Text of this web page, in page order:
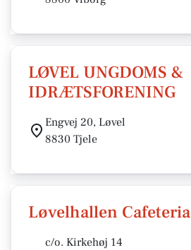
LØVEL UNGDOMS &
IDRÆTSFORENING
Engvej 20, Løvel
8830 Tjele
Løvelhallen Cafeteria
c/o. Kirkehøj 14